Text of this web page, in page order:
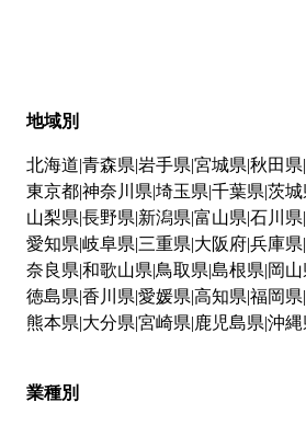
地域別
北海道 青森県 岩手県 宮城県 秋田県
東京都神奈川県 埼玉県 千葉県 茨城
山梨県 長野県 新潟県 富山県 石川県
愛知県 岐阜県 三重県 大阪府兵庫県
奈良県 和歌山県 鳥取県 島根県 岡山
徳島県 香川県 愛媛県 高知県 福岡県
熊本県 大分県 宮崎県 鹿児島県 沖縄
業種別